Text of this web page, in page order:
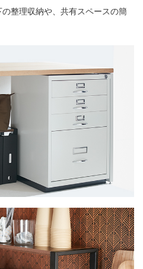
整理収納や、共有スペースの簡